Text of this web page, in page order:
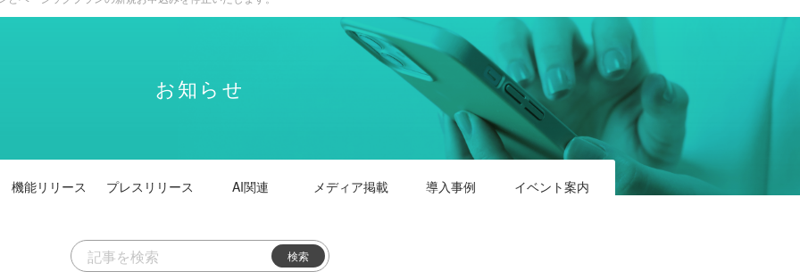
お知らせ
機能リリース プレス リリース AI関連 メディア掲載 導入事例 イベント案内